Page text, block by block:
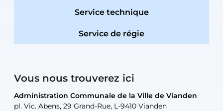
Service technique
Service de régie
Vous nous trouverez ici
Administration Communale de la Ville de Vianden
pl. Vic. Abens, 29 Grand-Rue, L-9410 Vianden
Administration Communale de la Ville de Vianden
pl. Vic. Abens, 29 Grand-Rue, L-9410 Vianden
Administration Communale de la Ville de Vianden
pl. Vic. Abens, 29 Grand-Rue, L-9410 Vianden
Administration Communale de la Ville de Vianden
pl. Vic. Abens, 29 Grand-Rue, L-9410 Vianden
Atelier Communal de la Ville de Vianden
30, rue Neugarten, L-9422 Vianden